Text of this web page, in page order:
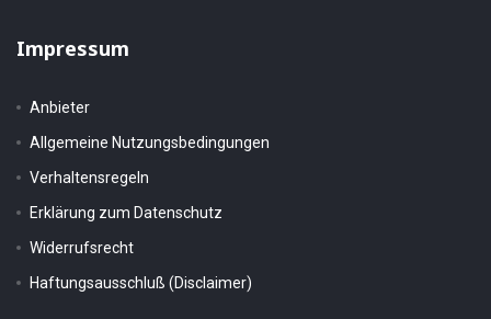
Impressum
Anbieter
Allgemeine Nutzungsbedingungen
Verhaltensregeln
Erklärung zum Datenschutz
Widerrufsrecht
Haftungsausschluß (Disclaimer)